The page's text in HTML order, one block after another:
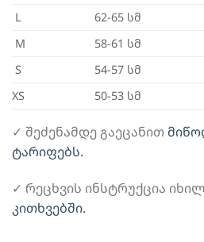
L
62-65 სმ
M
58-61 სმ
S
54-57 სმ
XS
50-53 სმ
✓ შეძენამდე გაეცანით
ტარიფებს.
✓ რეცხვის ინსტრუქცია
კითხვებში.